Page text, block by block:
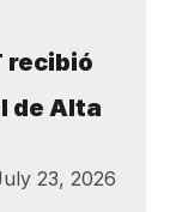
recibió
de Alta
23, 2026